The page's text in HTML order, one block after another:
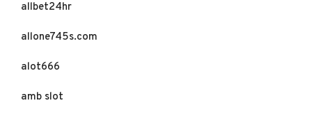
allbet24hr
allone745s.com
alot666
amb slot